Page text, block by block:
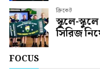
ক্রিকেট
স্কুলে-
সিরিজ
FOCUS